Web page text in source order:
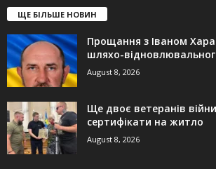
ЩЕ БІЛЬШЕ НОВИН
Прощання з Іваном
шляхо-
August 8, 2026
Ще двоє ветеранів
сертифікати на житло
August 8, 2026